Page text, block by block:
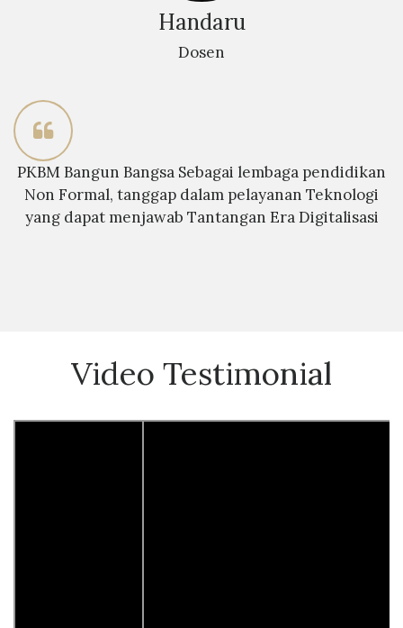
Handaru
Dosen
PKBM Bangun Bangsa Sebagai lembaga pendidikan
Non Formal, tanggap dalam pelayanan Teknologi
yang dapat menjawab Tantangan Era Digitalisasi
Video Testimonial